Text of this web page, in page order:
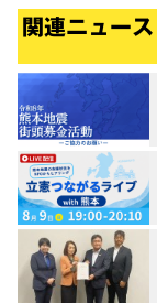
関連ニュース